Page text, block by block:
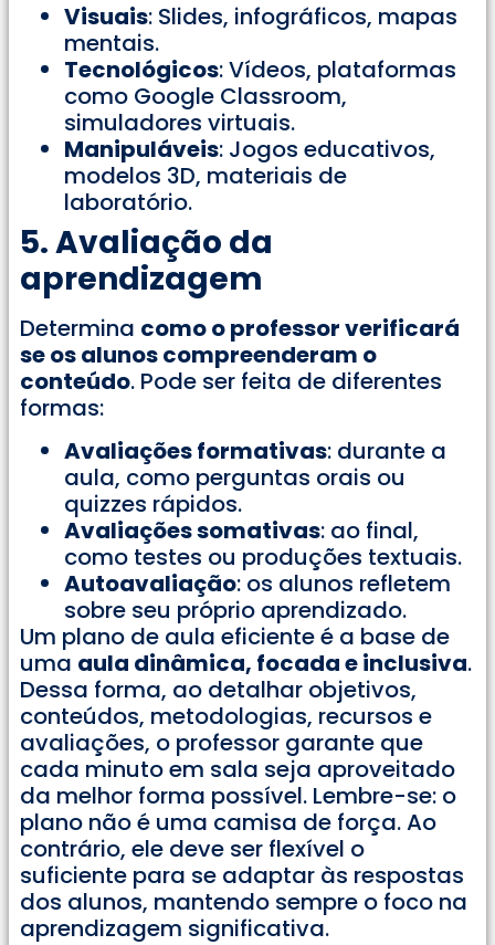
Visuais: Slides, infográficos, mapas
mentais.
Tecnológicos: Vídeos, plataformas
como Google Classroom,
simuladores virtuais.
Manipuláveis: Jogos educativos,
modelos 3D, materiais de
laboratório.
5. Avaliação da
aprendizagem
Determina como o professor verificará
se os alunos compreenderam o
conteúdo. Pode ser feita de diferentes
formas:
Avaliações formativas: durante a
aula, como perguntas orais ou
quizzes rápidos.
Avaliações somativas: ao final,
como testes ou produções textuais.
Autoavaliação: os alunos refletem
sobre seu próprio aprendizado.
Um plano de aula eficiente é a base de
uma aula dinâmica, focada e inclusiva.
Dessa forma, ao detalhar objetivos,
conteúdos, metodologias, recursos e
avaliações, o professor garante que
cada minuto em sala seja aproveitado
da melhor forma possível. Lembre-se: o
plano não é uma camisa de força. Ao
contrário, ele deve ser flexível o
suficiente para se adaptar às respostas
dos alunos, mantendo sempre o foco na
aprendizagem significativa.